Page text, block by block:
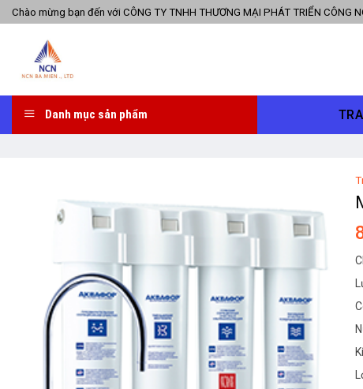
Skip
to
content
Chào mừng bạn đến với CÔNG TY TNHH THƯƠNG MẠI PHÁT TRIỂN CÔNG
Danh mục sản phẩm